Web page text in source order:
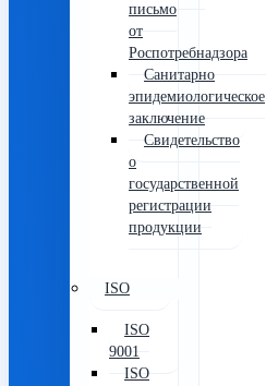
письмо
от
Роспотребнадзора
Санитарно
эпидемиологическое
заключение
Свидетельство
о
государственной
регистрации
продукции
ISO
ISO
9001
ISO